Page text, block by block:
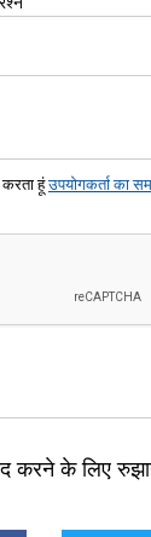
हूंउपयोगकर्ता का
करने के लिए